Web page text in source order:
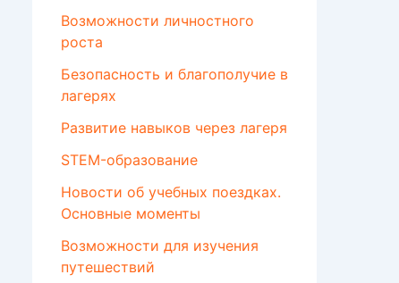
Возможности личностного
роста
Безопасность и благополучие в
лагерях
Развитие навыков через лагеря
STEM-образование
Новости об учебных поездках.
Основные моменты
Возможности для изучения
путешествий